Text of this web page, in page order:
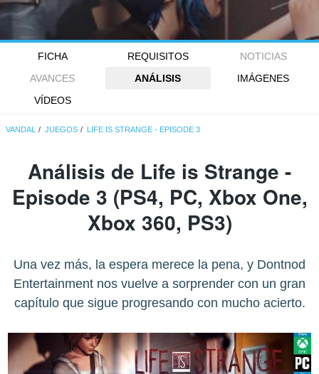
FICHA REQUISITOS
NOTICIAS
AVANCES
ANÁLISIS
IMÁGENES
VÍDEOS
VANDAL JUEGOS LIFE IS STRANGE - EPISODE 3
Análisis de Life is Strange -
Episode 3 (PS4, PC, Xbox One,
Xbox 360, PS3)
Una vez más, la espera merece la pena, y Dontnod
Entertainment nos vuelve a sorprender con un gran
capítulo que sigue progresando con mucho acierto.